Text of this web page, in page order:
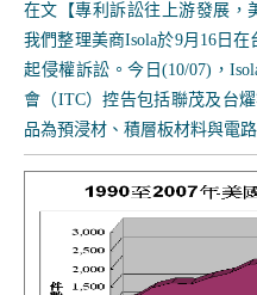
在文【專利訴訟往上游發展，
我們整理美商Isola於9月16日
起侵權訴訟。今日(10/07)，
會（ITC）控告包括聯茂及台
品為預浸材、積層板材料與電